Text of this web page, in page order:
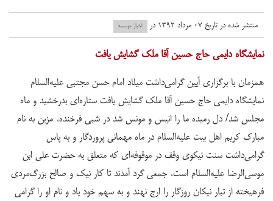
منتشر شده در تاریخ ۰۷ مرداد ۱۳۹۲ در اخبار موسسه
نمایشگاه دایمی حاج حسین آقا ملک گشایش یافت
همزمان با برگزاری آیین گرامی‌داشت میلاد امام حسن مجتبی علیه‌السلام
نمایشگاه دایمی حاج حسین آقا ملک گشایش یافت ستاره‌ای بدرخشید و ماه
مجلس شد/ دل رمیده ما را انیس و مونس شد در شبی فرخنده، مزین به نام
مبارک کریم اهل بیت علیه‌السلام در ماه مهمانی پروردگار و به پاس
گرامی‌داشت سنت نیکوی وقف در موقوفه‌ای که متعلق به حضرت علی ابن
موسی‌الرضا علیه‌السلام است، جمعی گرد آمدند تا کار نیک و صالح بزرگ‌مردی
فرهیخته از تبار نیکان روزگار را ارج نهند و به سهم خود یاد و نام او را گرامی